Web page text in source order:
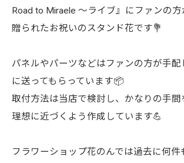
Road to Miraele 〜ライブ』にファンの
贈られたお祝いのスタンド花です💐
パネルやパーツなどはファンの方が手配
に送ってもらっています📦
取付方法は当店で検討し、かなりの手間
理想に近づくよう作成しています💪
フラワーショップ花のんでは過去に何件